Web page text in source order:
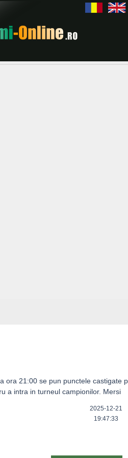
ora 21:00 se pun punctele castigate
a intra in turneul campionilor. Mersi
2025-12-21
19:47:33